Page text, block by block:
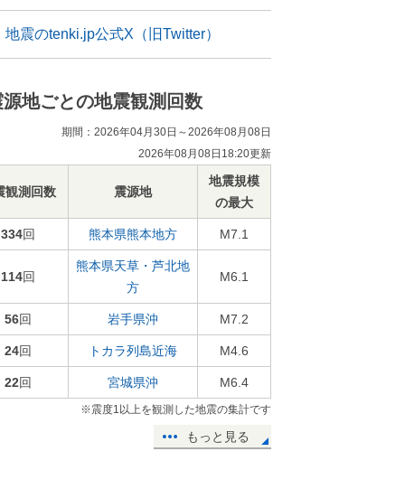
地震のtenki.jp公式X（旧Twitter）
源地ごとの地震観測回数
期間：2026年04月30日～2026年08月08日
2026年08月08日18:20更新
観測回数 震源地
地震規模
の最大
334回 熊本県熊本地方 M7.1
114回
熊本県天草・芦北地
方
M6.1
56回 岩手県沖 M7.2
24回 トカラ列島近海 M4.6
22回 宮城県沖 M6.4
※震度1以上を観測した地震の集計です
もっと見る